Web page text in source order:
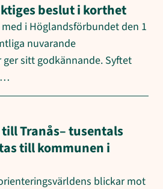
beslut i korthet
i Höglandsförbundet den 1
nuvarande
sitt godkännande. Syftet
Tranås– tusentals
till kommunen i
blickar mot